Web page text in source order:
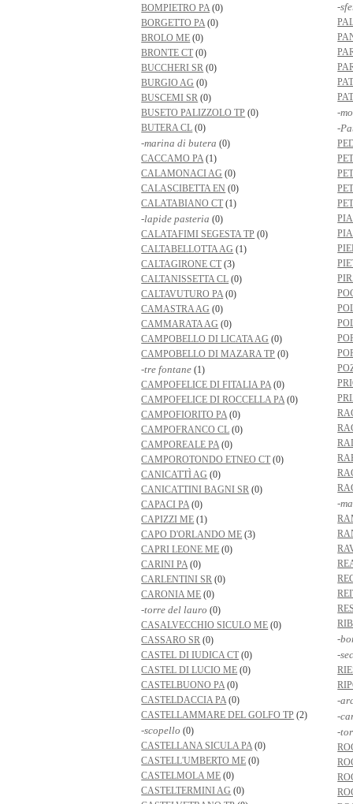
BOMPIETRO PA(0)
BORGETTO PA(0)
BROLO ME (0)
BRONTE CT (0)
BUCCHERI SR (0)
BURGIO AG (0)
BUSCEMI SR (0)
BUSETO PALIZZOLO TP (0)
BUTERA CL (0)
-marina di butera (0)
CACCAMO PA(1)
CALAMONACI AG (0)
CALASCIBETTA EN (0)
CALATABIANO CT (1)
-lapide pasteria (0)
CALATAFIMI SEGESTA TP (0)
CALTABELLOTTA AG (1)
CALTAGIRONE CT (3)
CALTANISSETTA CL (0)
CALTAVUTURO PA(0)
CAMASTRA AG (0)
CAMMARATA AG (0)
CAMPOBELLO DI LICATA AG (0)
CAMPOBELLO DI MAZARA TP (0)
-tre fontane (1)
CAMPOFELICE DI FITALIA PA(0)
CAMPOFELICE DI ROCCELLA PA(0)
CAMPOFIORITO PA(0)
CAMPOFRANCO CL (0)
CAMPOREALE PA(0)
CAMPOROTONDO ETNEO CT (0)
CANICATTÌ AG (0)
CANICATTINI BAGNI SR (0)
CAPACI PA(0)
CAPIZZI ME (1)
CAPO D'ORLANDO ME (3)
CAPRI LEONE ME (0)
CARINI PA(0)
CARLENTINI SR (0)
CARONIA ME (0)
-torre del lauro (0)
CASALVECCHIO SICULO ME (0)
CASSARO SR (0)
CASTEL DI IUDICA CT (0)
CASTEL DI LUCIO ME (0)
CASTELBUONO PA(0)
CASTELDACCIA PA(0)
CASTELLAMMARE DEL GOLFO TP (2)
-scopello (0)
CASTELLANA SICULA PA(0)
CASTELL'UMBERTO ME (0)
CASTELMOLA ME (0)
CASTELTERMINI AG (0)
-
-
-
-
-
-
-
-
-